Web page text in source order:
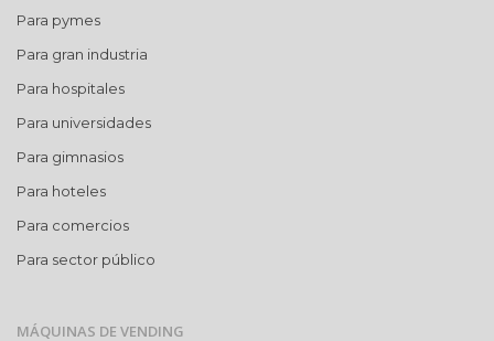
Para pymes
Para gran industria
Para hospitales
Para universidades
Para gimnasios
Para hoteles
Para comercios
Para sector público
MÁQUINAS DE VENDING